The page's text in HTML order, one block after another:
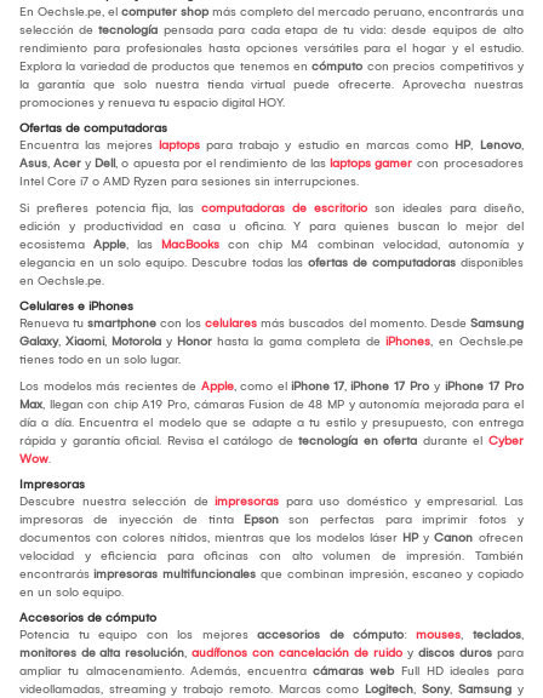
En Oechsle.pe, el computer shopmás completo del mercado peruano, encontrarás una
selección de tecnología pensada para cada etapa de tu vida: desde equipos de alto
rendimiento para profesionales hasta opciones versátiles para el hogar y el estudio.
Explora la variedad de productos que tenemos en cómputo con precios competitivos y
la garantía que solo nuestra tienda virtual puede ofrecerte. Aprovecha nuestras
promociones y renueva tu espacio digital HOY.
Ofertas de computadoras
Encuentra las mejores laptops para trabajo y estudio en marcas como HP, Lenovo,
Asus, Acer y Dell, o apuesta por el rendimiento de las laptops gamer con procesadores
Intel Core i7 o AMD Ryzen para sesiones sin interrupciones.
Si prefieres potencia fija, las computadoras de escritorio son ideales para diseño,
edición y productividad en casa u oficina. Y para quienes buscan lo mejor del
ecosistema Apple, las MacBooks con chip M4 combinan velocidad, autonomía y
elegancia en un solo equipo. Descubre todas las ofertas de computadoras disponibles
en Oechsle.pe.
Celulares e iPhones
Renueva tu smartphone con los celulares más buscados del momento. Desde Samsung
Galaxy, Xiaomi, Motorola y Honor hasta la gama completa de iPhones, en Oechsle.pe
tienes todo en un solo lugar.
Los modelos más recientes de Apple, como el iPhone 17, iPhone 17 Pro y iPhone 17 Pro
Max, llegan con chip A19 Pro, cámaras Fusion de 48 MP y autonomía mejorada para el
día a día. Encuentra el modelo que se adapte a tu estilo y presupuesto, con entrega
rápida y garantía oficial. Revisa el catálogo de tecnología en oferta durante el Cyber
Wow.
Impresoras
Descubre nuestra selección de impresoras para uso doméstico y empresarial. Las
impresoras de inyección de tinta Epson son perfectas para imprimir fotos y
documentos con colores nítidos, mientras que los modelos láser HP y Canon ofrecen
velocidad y eficiencia para oficinas con alto volumen de impresión. También
encontrarás impresoras multifuncionales que combinan impresión, escaneo y copiado
en un solo equipo.
Accesorios de cómputo
Potencia tu equipo con los mejores accesorios de cómputo: mouses, teclados,
monitores de alta resolución, audífonos con cancelación de ruido y discos duros para
ampliar tu almacenamiento. Además, encuentra cámaras webFull HD ideales para
videollamadas, streaming y trabajo remoto. Marcas como Logitech, Sony, Samsung y